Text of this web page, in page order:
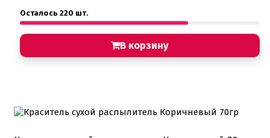
Осталось 220 шт.
В корзину